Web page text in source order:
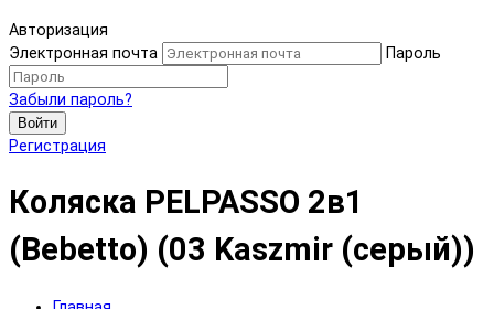
Авторизация
Электронная почта
Пароль
Забыли пароль?
Войти
Регистрация
Коляска PELPASSO 2в1
(Bebetto) (03 Kaszmir (серый))